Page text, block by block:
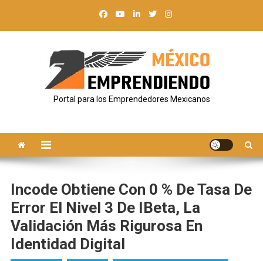
Portal para los Emprendedores Mexicanos
Incode Obtiene Con 0 % De Tasa De
Error El Nivel 3 De IBeta, La
Validación Más Rigurosa En
Identidad Digital